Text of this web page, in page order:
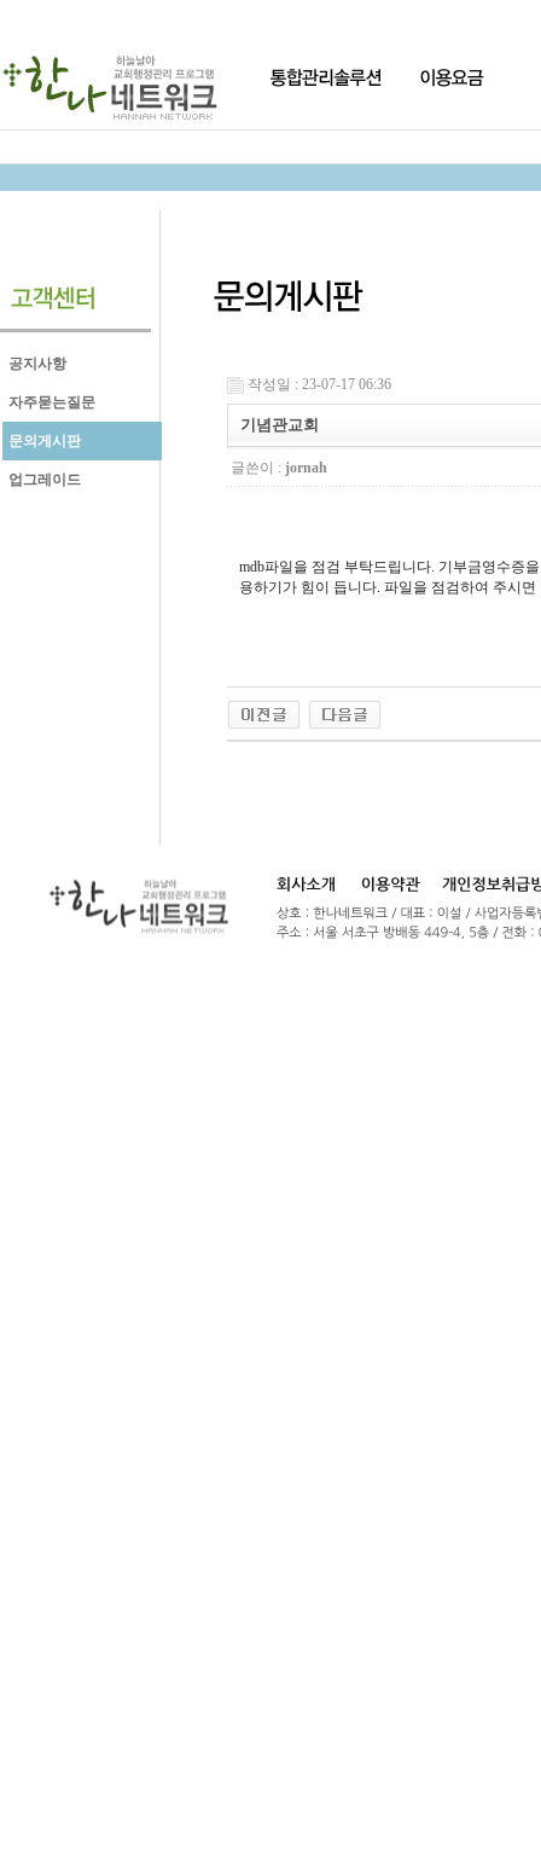
공지사항
자주묻는질문
문의게시판
업그레이드
작성일 : 23-07-17 06:36
기념관교회
글쓴이 : jornah
mdb파일을 점검 부탁드립니다. 기부금영수증
용하기가 힘이 듭니다. 파일을 점검하여 주시